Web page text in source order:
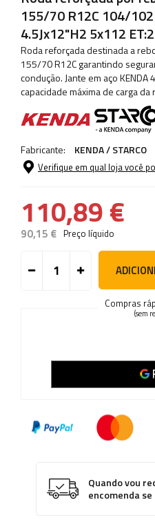
155/70 R12C 104/
4.5Jx12"H2 5x112
Roda reforçada destinada a
155/70 R12C garantindo
condução. Jante em aço KENDA
capacidade máxima de carga
Fabricante: KENDA / STARCO
Verifique em qual loja você
110,89 €
90,15 € Preço líquido
Compras
(sem
Quando vou
encomenda